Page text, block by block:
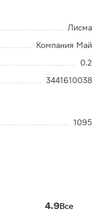
Лисма
Компания Май
0.2
3441610038
1095
4.9Все